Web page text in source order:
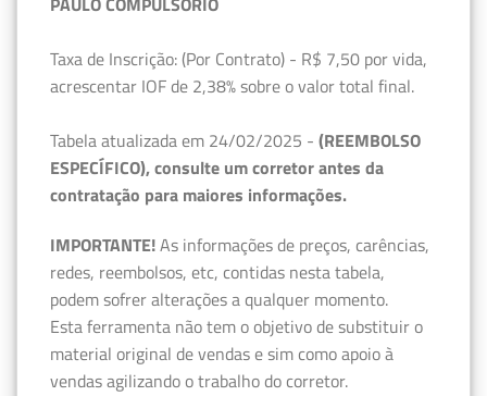
Taxa de Inscrição: (Por Contrato) - R$ 7,50 por vida,
acrescentar IOF de 2,38% sobre o valor total final.
Tabela atualizada em 24/02/2025 - (REEMBOLSO
ESPECÍFICO), consulte um corretor antes da
contratação para maiores informações.
IMPORTANTE!As informações de preços, carências,
redes, reembolsos, etc, contidas nesta tabela,
podem sofrer alterações a qualquer momento.
Esta ferramenta não tem o objetivo de substituir o
material original de vendas e sim como apoio à
vendas agilizando o trabalho do corretor.